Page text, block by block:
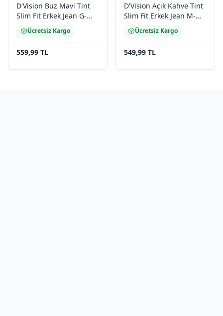
D'Vision Buz Mavi Tint
Slim Fit Erkek Jean G-
5220
Ücretsiz Kargo
559,99 TL
D'Vision Açık Kahve Tint
Slim Fit Erkek Jean M-
5220
Ücretsiz Kargo
549,99 TL